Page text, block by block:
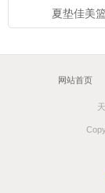
夏垫佳美
网站首页